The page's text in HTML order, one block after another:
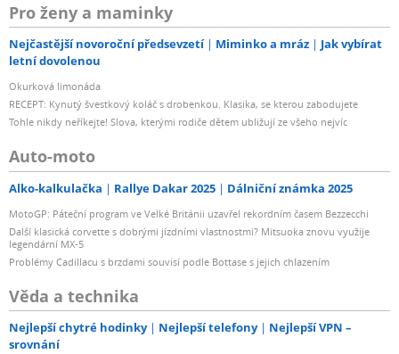
Pro ženy a maminky
Nejčastější novoroční předsevzetí Miminko a mráz
Jak vybírat
letní dovolenou
Okurková limonáda
RECEPT: Kynutý švestkový koláč s drobenkou. Klasika, se kterou zabodujete
Tohle nikdy neříkejte! Slova, kterými rodiče dětem ubližují ze všeho nejvíc
Auto-moto
Alko-kalkulačka Rallye Dakar 2025 Dálniční známka 2025
MotoGP: Páteční program ve Velké Británii uzavřel rekordním časem Bezzecchi
Další klasická corvette s dobrými jízdními vlastnostmi? Mitsuoka znovu využije
legendární MX-5
Problémy Cadillacu s brzdami souvisí podle Bottase s jejich chlazením
Věda a technika
Nejlepší chytré hodinky Nejlepší telefony
Nejlepší VPN –
srovnání